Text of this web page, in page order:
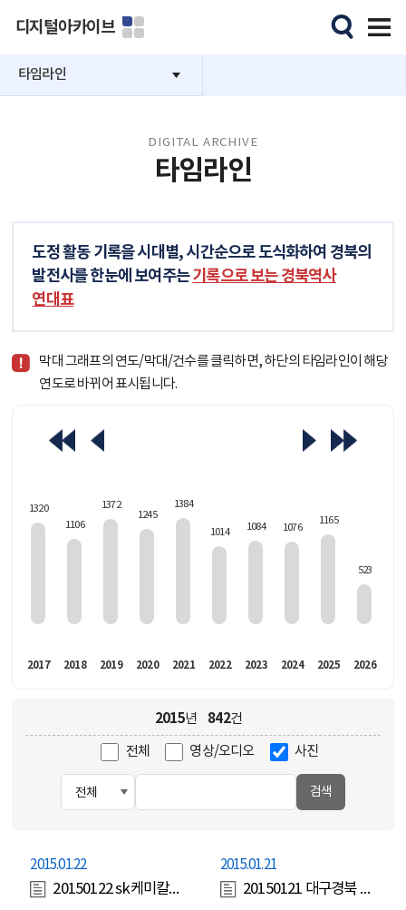
디지털아카이브
타임라인
DIGITAL ARCHIVE
타임라인
도정 활동 기록을 시대별, 시간순으로 도식화하여 경북의
발전사를 한눈에 보여주는기록으로 보는 경북역사
연대표
막대 그래프의 연도/막대/건수를 클릭하면, 하단의 타임라인이 해당
연도로 바뀌어 표시됩니다.
1320
2017
1106
2018
1372
2019
1245
2020
1384
2021
1014
2022
1084
2023
1076
2024
1165
2025
523
2026
2015년 842건
전체 영상/오디오 사진
검색
2015.01.22
20150122 sk케미칼사장 방문(경제부지사)
2015.01.21
20150121 대구경북 세계물포럼 합동보고회